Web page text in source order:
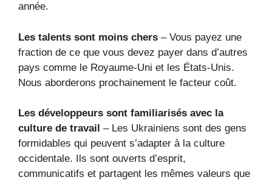
année.
Les talents sont moins chers – Vous payez une
fraction de ce que vous devez payer dans d’autres
pays comme le Royaume-Uni et les États-Unis.
Nous aborderons prochainement le facteur coût.
Les développeurs sont familiarisés avec la
culture de travail – Les Ukrainiens sont des gens
formidables qui peuvent s’adapter à la culture
occidentale. Ils sont ouverts d’esprit,
communicatifs et partagent les mêmes valeurs que